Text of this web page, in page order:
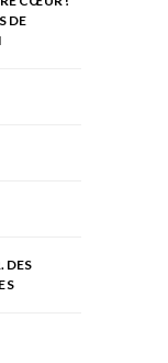
DE
DES